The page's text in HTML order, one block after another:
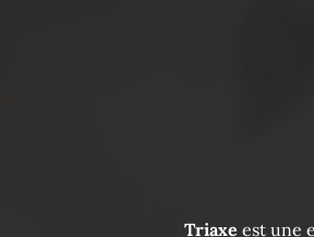
Triaxe est une